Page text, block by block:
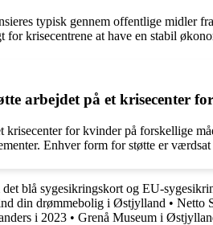
typisk gennem offentlige midler
for krisecentrene at have en stabil
arbejdet på et krisecenter
krisecenter for kvinder på forskellige
Enhver form for støtte er
blå sygesikringskort og EU-
din drømmebolig i Østjylland • Netto
i 2023 • Grenå Museum i